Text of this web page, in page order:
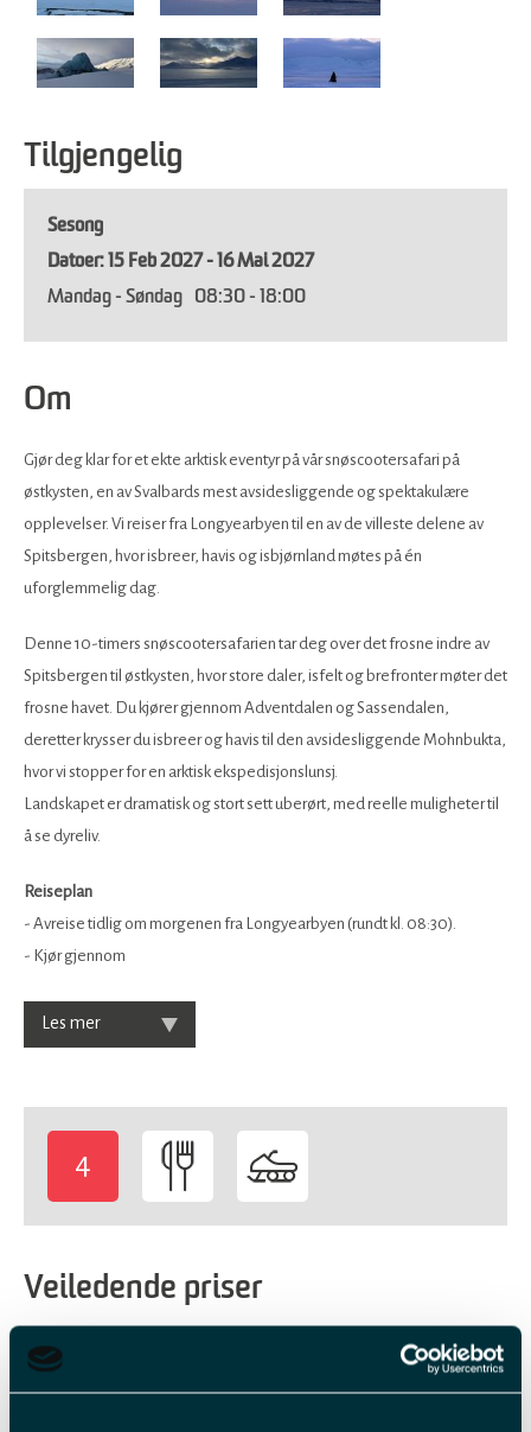
Tilgjengelig
Sesong
15 Feb 2027 - 16 Mai 2027
Mandag - Søndag
08:30 - 18:00
Om
Gjør deg klar for et ekte arktisk eventyr på vår snøscootersafari på
østkysten, en av Svalbards mest avsidesliggende og spektakulære
opplevelser. Vi reiser fra Longyearbyen til en av de villeste delene av
Spitsbergen, hvor isbreer, havis og isbjørnland møtes på én
uforglemmelig dag.
Denne 10-timers snøscootersafarien tar deg over det frosne indre av
Spitsbergen til østkysten, hvor store daler, isfelt og brefronter møter det
frosne havet. Du kjører gjennom Adventdalen og Sassendalen,
deretter krysser du isbreer og havis til den avsidesliggende Mohnbukta,
hvor vi stopper for en arktisk ekspedisjonslunsj.
Landskapet er dramatisk og stort sett uberørt, med reelle muligheter til
å se dyreliv.
Reiseplan
- Avreise tidlig om morgenen fra Longyearbyen (rundt kl. 08:30).
- Kjør gjennom
Les mer
4
Veiledende priser
Billettype